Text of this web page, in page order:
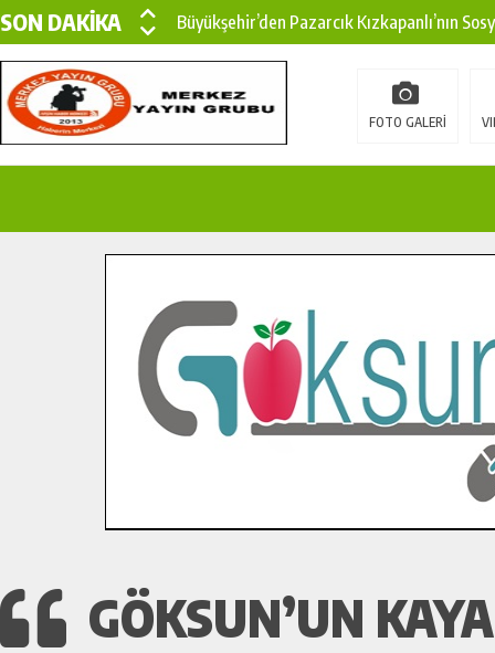
SON DAKİKA
Büyükşehir’den Pazarcık Kızkapanlı’nın
Büyükşehir’den Pazarcık Kırsalına Modern
Çin’den KSÜ’ye Uluslararası Başarı:
İlçe Jandarma Komutanı Karakaya’dan
Bertiz’in Yeni Köprüsünde Sona Doğru.
FOTO GALERİ
GÖKSUN’UN